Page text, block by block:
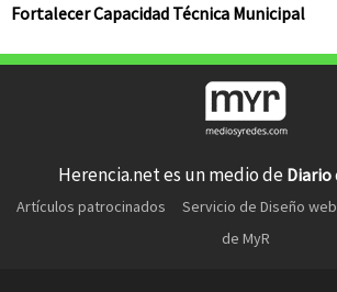
Fortalecer Capacidad Técnica Municipal
Herencia.net es un medio de Diario
Artículos patrocinados Servicio de Diseño web
de MyR